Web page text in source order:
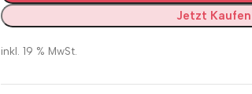
Jetzt Kaufen
inkl. 19 % MwSt.